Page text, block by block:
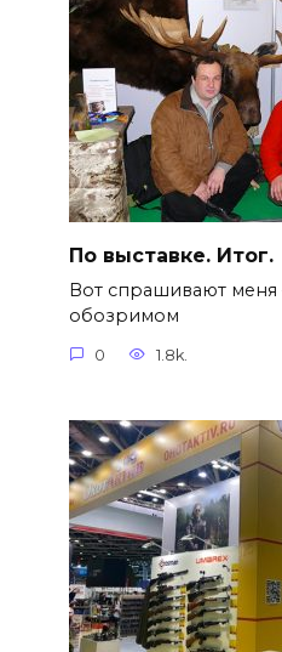
По выставке. Итог.
Вот спрашивают меня
обозримом
0 1.8k.